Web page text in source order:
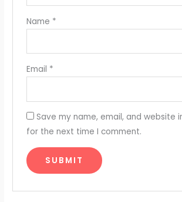
Name *
Email *
Save my name, email, and website
for the next time I comment.